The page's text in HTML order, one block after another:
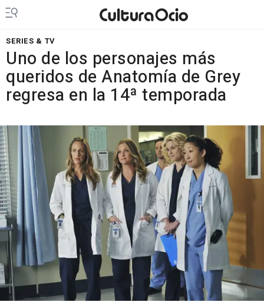
SERIES & TV
Uno de los personajes más
queridos de Anatomía de Grey
regresa en la 14ª temporada